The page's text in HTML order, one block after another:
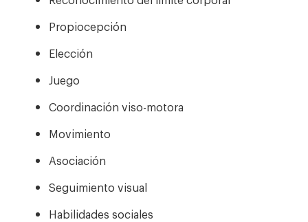
Propiocepción
Elección
Juego
Coordinación viso-motora
Movimiento
Asociación
Seguimiento visual
Habilidades sociales